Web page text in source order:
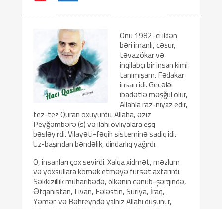
Onu 1982-ci ildən
bəri imanlı, cəsur,
təvazökar və
inqilabçı bir insan kimi
tanımışam. Fədakar
insan idi. Gecələr
ibadətlə məşğul olur,
Allahla raz-niyaz edir,
tez-tez Quran oxuyurdu. Allaha, əziz
Peyğəmbərə (s) və ilahi övliyalara eşq
bəsləyirdi. Vilayəti-fəqih sisteminə sadiq idi.
Üz-başından bəndəlik, dindarlıq yağırdı.
O, insanları çox sevirdi. Xalqa xidmət, məzlum
və yoxsullara kömək etməyə fürsət axtarırdı.
Səkkizillik müharibədə, ölkənin cənub-şərqində,
Əfqanıstan, Livan, Fələstin, Suriya, İraq,
Yəmən və Bəhreyndə yalnız Allahı düşünür,